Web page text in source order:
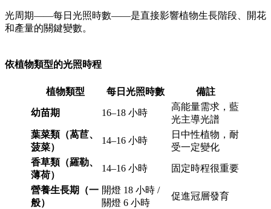
光周期——每日光照時數——是直接影響植物生長階段、開花
和產量的關鍵變數。
依植物類型的光照時程
植物類型 每日光照時數 備註
幼苗期 16–18 小時
高能量需求，藍
光主導光譜
葉菜類（萵苣、
菠菜）
14–16 小時
日中性植物，耐
受一定變化
香草類（羅勒、
薄荷）
14–16 小時 固定時程很重要
營養生長期（一
般）
開燈 18 小時 /
關燈 6 小時
促進冠層發育